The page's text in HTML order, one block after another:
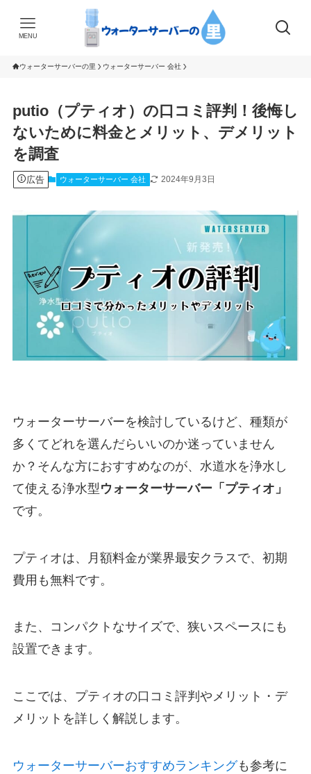
MENU
ウォーターサーバーの里 ウォーターサーバー 会社
putio（プティオ）の口コミ評判！後悔し
ないために料金とメリット、デメリット
を調査
広告 ウォーターサーバー 会社 2024年9月3日
ウォーターサーバーを検討しているけど、種類が
多くてどれを選んだらいいのか迷っていません
か？そんな方におすすめなのが、水道水を浄水し
て使える浄水型 ウォーターサーバー「プティオ」
です。
プティオは、月額料金が業界最安クラスで、 初期
費用も無料です。
また、コンパクトなサイズで、狭いスペースにも
設置できます。
ここでは、プティオの口コミ評判やメリット・デ
メリットを詳しく解説します。
ウォーターサーバーおすすめランキングも参考に